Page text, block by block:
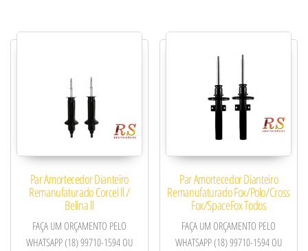
Par Amortecedor Dianteiro
Remanufaturado Corcel ll /
Belina ll
FAÇA UM ORÇAMENTO PELO
WHATSAPP (18) 99710-1594 OU
Par Amortecedor Dianteiro
Remanufaturado Fox/Polo/Cross
Fox/SpaceFox Todos
FAÇA UM ORÇAMENTO PELO
WHATSAPP (18) 99710-1594 OU